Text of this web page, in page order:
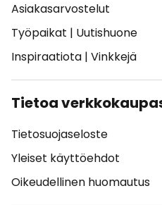
Asiakasarvostelut
Työpaikat | Uutishuone
Inspiraatiota | Vinkkejä
Tietoa
Tietosuojaseloste
Yleiset käyttöehdot
Oikeudellinen huomautus